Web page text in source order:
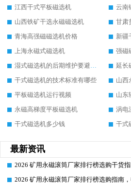
江西干式平板磁选机
云南
山西铁矿干选永磁磁选机
甘肃
青海高强磁磁选机价格
新疆
上海永磁式磁选机
湿式磁选机的后期维护要避开哪些坑
延长
干式磁选机的技术标准有哪些
平板磁选机运行视频
山东
永磁高梯度平板磁选机
涡电
干式磁选机多少钱
干式
最新资讯
2026 矿用永磁滚筒厂家排行榜选购干货
2026 矿用永磁滚筒厂家排行榜选购指南